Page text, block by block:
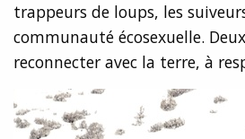
trappeurs de loups, les
communauté écosexuelle.
reconnecter avec la terre, à